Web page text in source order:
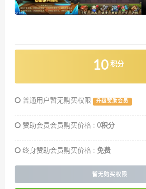
10 积分
普通用户暂无购买权限 升级赞助会员
赞助会员会员购买价格 : 0积分
终身赞助会员购买价格 : 免费
暂无购买权限